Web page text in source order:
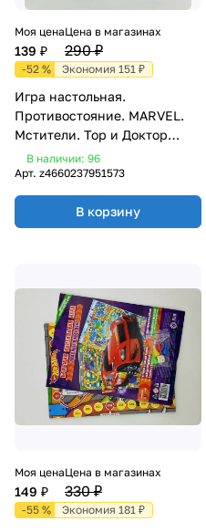
Моя цена
139 ₽
Цена в магазинах
290 ₽
-52 % Экономия 151 ₽
Игра настольная.
Противостояние. MARVEL.
Мстители. Тор и Доктор
Стрэндж
В наличии: 96
Арт. z4660237951573
В корзину
Моя цена
149 ₽
Цена в магазинах
330 ₽
-55 % Экономия 181 ₽